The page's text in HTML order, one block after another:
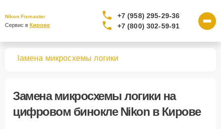
Nikon Fixmaster
Сервис в Кирове
+7 (958) 295-29-36
+7 (800) 302-59-91
Замена микросхемы логики
Замена микросхемы логики на
цифровом бинокле Nikon в Кирове